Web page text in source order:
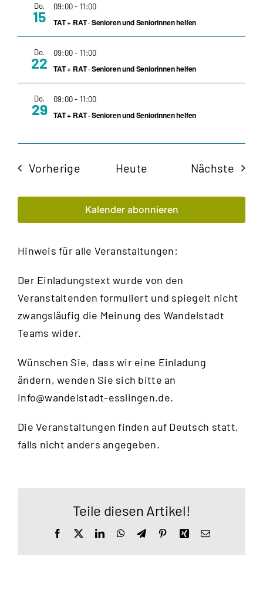
Do.
15
09:00- 11:00
TAT + RAT · Senioren und Seniorinnen helfen
Do.
22
09:00- 11:00
TAT + RAT · Senioren und Seniorinnen helfen
Do.
29
09:00- 11:00
TAT + RAT · Senioren und Seniorinnen helfen
VorherigeVeranstaltungen
Heute Nächste
Kalender abonnieren
Hinweis für alle Veranstaltungen:
Der Einladungstext wurde von den
Veranstaltenden formuliert und spiegelt nicht
zwangsläufig die Meinung des Wandelstadt
Teams wider.
Wünschen Sie, dass wir eine Einladung
ändern, wenden Sie sich bitte an
info@wandelstadt-esslingen.de.
Die Veranstaltungen finden auf Deutsch statt,
falls nicht anders angegeben.
Teile diesen Artikel!
Facebook LinkedInWhatsApp
TelegramPinterestXingE-